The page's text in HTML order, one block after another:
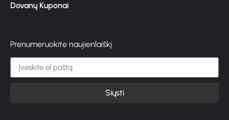
Dovanų Kuponai
Prenumeruokite naujienlaiškį
Siųsti